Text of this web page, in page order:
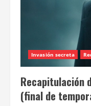
Invasión secreta
Recapitulación
(final de